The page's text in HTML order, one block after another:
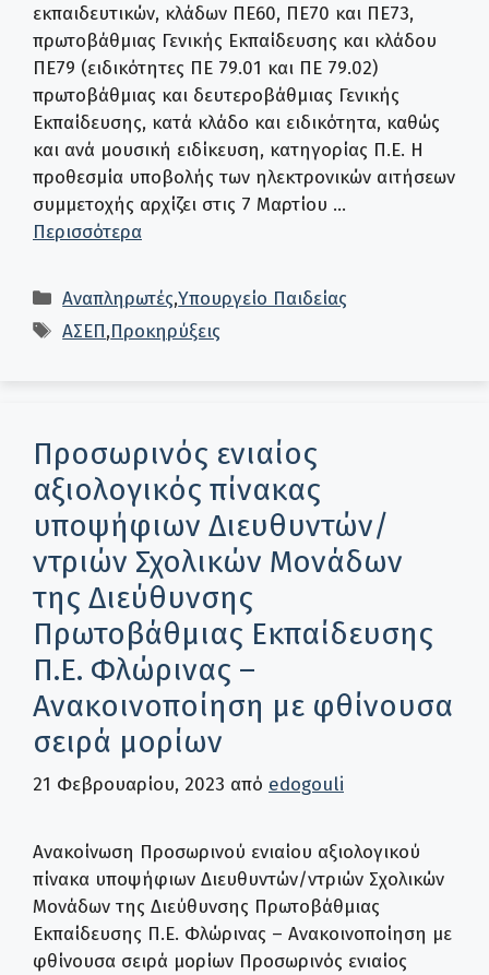
εκπαιδευτικών, κλάδων ΠΕ60, ΠΕ70 και ΠΕ73,
πρωτοβάθμιας Γενικής Εκπαίδευσης και κλάδου
ΠΕ79 (ειδικότητες ΠΕ 79.01 και ΠΕ 79.02)
πρωτοβάθμιας και δευτεροβάθμιας Γενικής
Εκπαίδευσης, κατά κλάδο και ειδικότητα, καθώς
και ανά μουσική ειδίκευση, κατηγορίας Π.Ε. Η
προθεσμία υποβολής των ηλεκτρονικών αιτήσεων
συμμετοχής αρχίζει στις 7 Μαρτίου …
Περισσότερα
Κατηγορίες
Αναπληρωτές,Υπουργείο Παιδείας
Ετικέτες
ΑΣΕΠ,Προκηρύξεις
Προσωρινός ενιαίος
αξιολογικός πίνακας
υποψήφιων Διευθυντών/
ντριών Σχολικών Μονάδων
της Διεύθυνσης
Πρωτοβάθμιας Εκπαίδευσης
Π.Ε. Φλώρινας –
Ανακοινοποίηση με φθίνουσα
σειρά μορίων
21 Φεβρουαρίου, 2023 από edogouli
Ανακοίνωση Προσωρινού ενιαίου αξιολογικού
πίνακα υποψήφιων Διευθυντών/ντριών Σχολικών
Μονάδων της Διεύθυνσης Πρωτοβάθμιας
Εκπαίδευσης Π.Ε. Φλώρινας – Ανακοινοποίηση με
φθίνουσα σειρά μορίων Προσωρινός ενιαίος